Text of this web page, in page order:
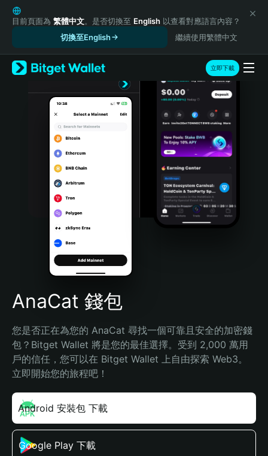
English
日本語
Русский
Español (Latinoamérica)
Türkçe
Português (Portugal)
Bahasa Indonesia
Português (Brasil)
Español (Argentina)
目前頁面為 繁體中文。是否切換至 English 以查看對應語言內容？
切換至English
繼續使用繁體中文
立即下載
AnaCat 錢包
您是否正在為您的 AnaCat 尋找一個可靠且安全的加密錢
包？Bitget Wallet 將是您的最佳選擇。受到 2,000 萬用
戶的信任，您可以在 Bitget Wallet 上自由探索 Web3。
立即開始您的旅程吧！
Android 安裝包 下載
Google Play 下載